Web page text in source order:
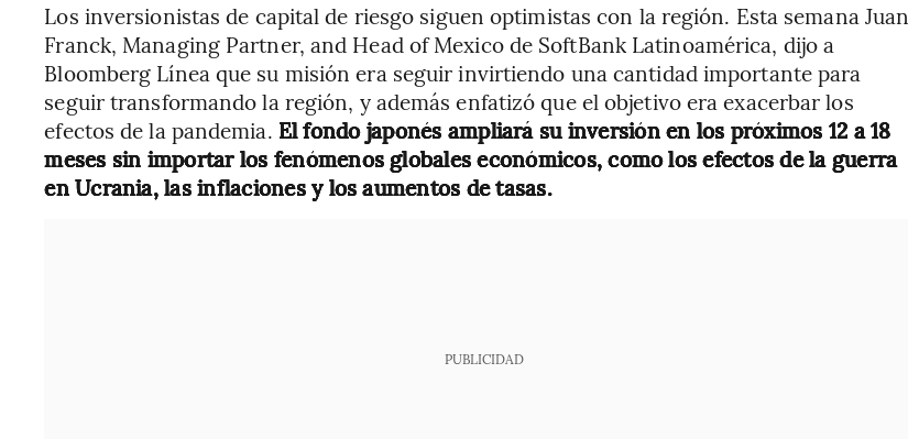
Los inversionistas de capital de riesgo siguen optimistas con la región. Esta semana Juan
Franck, Managing Partner, and Head of Mexico de SoftBank Latinoamérica, dijo a
Bloomberg Línea que su misión era seguir invirtiendo una cantidad importante para
seguir transformando la región, y además enfatizó que el objetivo era exacerbar los
efectos de la pandemia. El fondo japonés ampliará su inversión en los próximos 12 a 18
meses sin importar los fenómenos globales económicos, como los efectos de la guerra
en Ucrania, las inflaciones y los aumentos de tasas.
PUBLICIDAD